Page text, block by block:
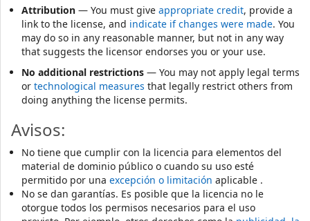
Attribution — You must give appropriate credit, provide a
link to the license, and indicate if changes were made. You
may do so in any reasonable manner, but not in any way
that suggests the licensor endorses you or your use.
No additional restrictions — You may not apply legal terms
or technological measures that legally restrict others from
doing anything the license permits.
Avisos:
No tiene que cumplir con la licencia para elementos del
material de dominio público o cuando su uso esté
permitido por una excepción o limitación aplicable .
No se dan garantías. Es posible que la licencia no le
otorgue todos los permisos necesarios para el uso